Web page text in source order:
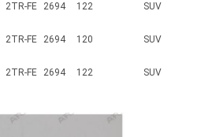
2TR-FE 2694 122 SUV
2TR-FE 2694 120 SUV
2TR-FE 2694 122 SUV